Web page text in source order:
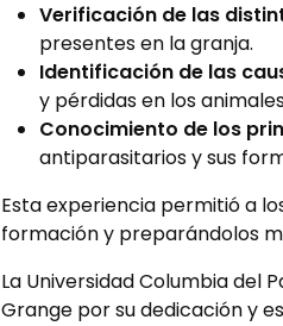
Verificación de las
presentes en la granja.
Identificación de las
y pérdidas en los
Conocimiento de los
antiparasitarios y sus
Esta experiencia permitió a
formación y preparándolos
La Universidad Columbia del
Grange por su dedicación y